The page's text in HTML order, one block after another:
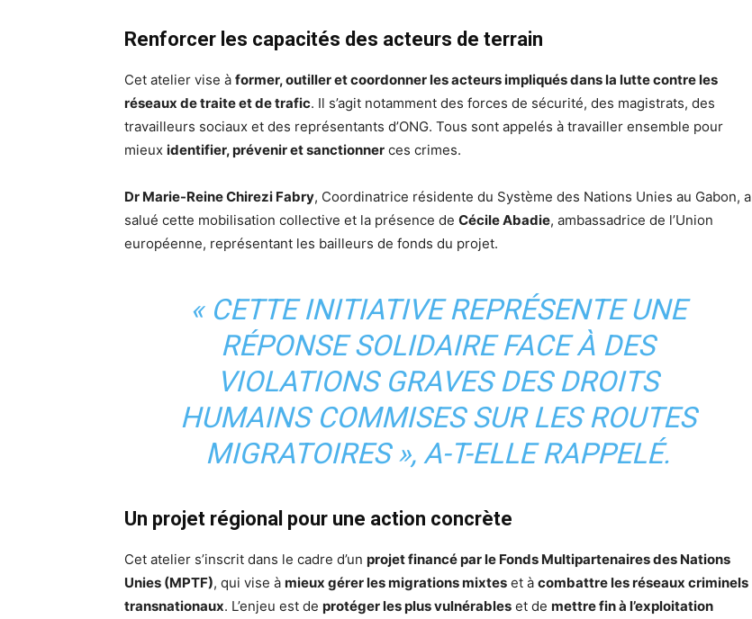
Renforcer les capacités des acteurs de terrain
Cet atelier vise à former, outiller et coordonner les acteurs impliqués dans la lutte contre les
réseaux de traite et de trafic. Il s’agit notamment des forces de sécurité, des magistrats, des
travailleurs sociaux et des représentants d’ONG. Tous sont appelés à travailler ensemble pour
mieux identifier, prévenir et sanctionner ces crimes.
Dr Marie-Reine Chirezi Fabry, Coordinatrice résidente du Système des Nations Unies au Gabon, a
salué cette mobilisation collective et la présence de Cécile Abadie, ambassadrice de l’Union
européenne, représentant les bailleurs de fonds du projet.
« CETTE INITIATIVE REPRÉSENTE UNE
RÉPONSE SOLIDAIRE FACE À DES
VIOLATIONS GRAVES DES DROITS
HUMAINS COMMISES SUR LES ROUTES
MIGRATOIRES », A-T-ELLE RAPPELÉ.
Un projet régional pour une action concrète
Cet atelier s’inscrit dans le cadre d’un projet financé par le Fonds Multipartenaires des Nations
Unies (MPTF), qui vise à mieux gérer les migrations mixtes et à combattre les réseaux criminels
transnationaux. L’enjeu est de protéger les plus vulnérables et de mettre fin à l’exploitation